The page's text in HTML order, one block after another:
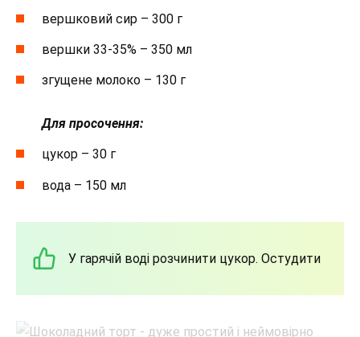
вершковий сир – 300 г
вершки 33-35% – 350 мл
згущене молоко – 130 г
Для просочення:
цукор – 30 г
вода – 150 мл
У гарячій воді розчинити цукор. Остудити